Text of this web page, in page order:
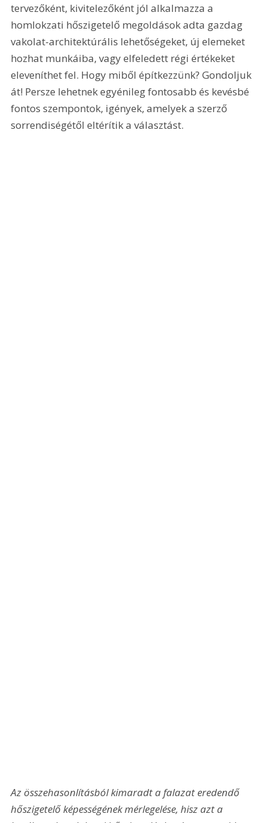
tervezőként, kivitelezőként jól alkalmazza a
homlokzati hőszigetelő megoldások adta gazdag
vakolat-architektúrális lehetőségeket, új elemeket
hozhat munkáiba, vagy elfeledett régi értékeket
eleveníthet fel. Hogy miből építkezzünk? Gondoljuk
át! Persze lehetnek egyénileg fontosabb és kevésbé
fontos szempontok, igények, amelyek a szerző
sorrendiségétől eltérítik a választást.
Az összehasonlításból kimaradt a falazat eredendő
hőszigetelő képességének mérlegelése, hisz azt a